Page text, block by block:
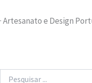
to
· Artesanato e Design